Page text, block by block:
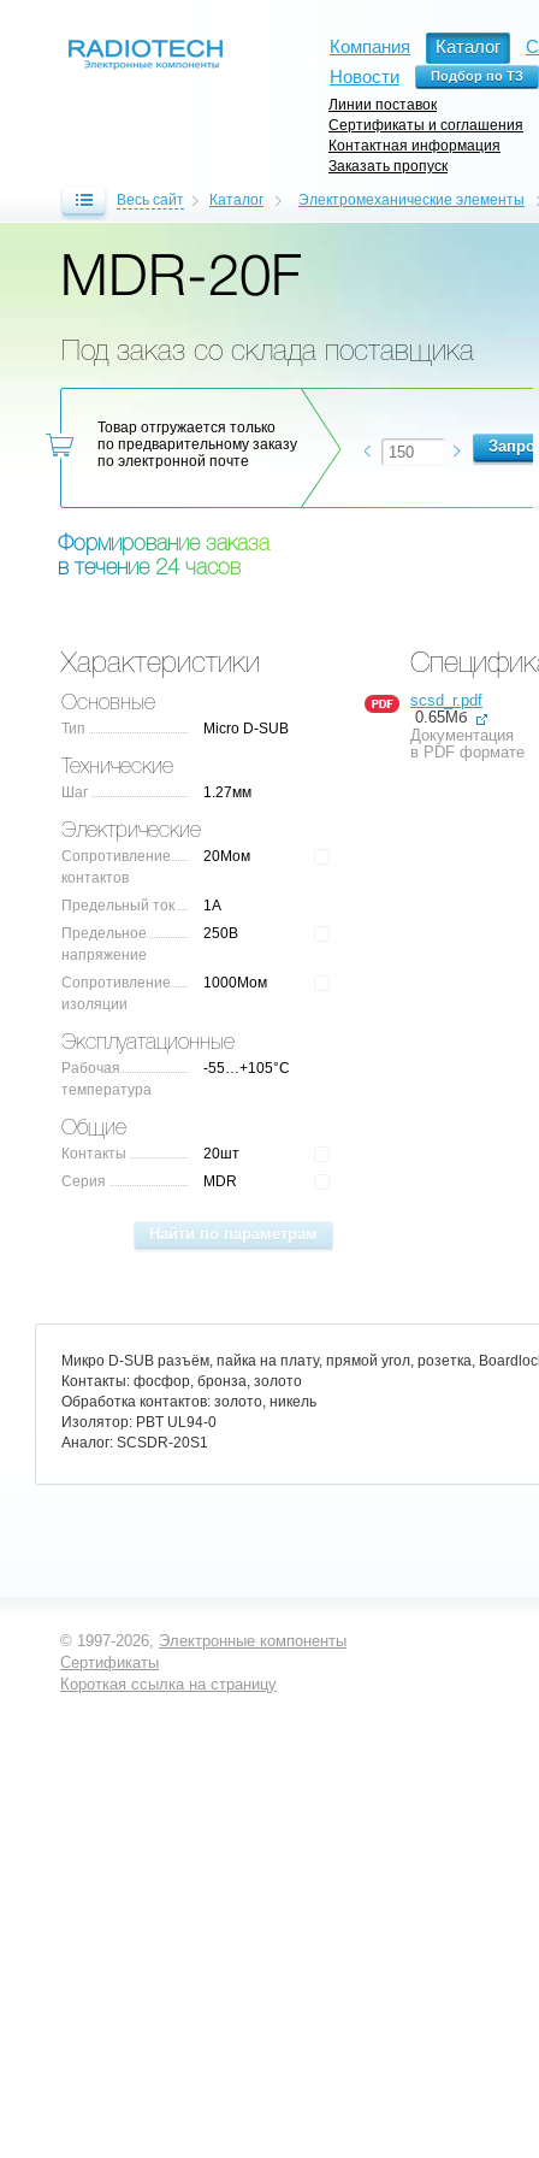
Компания Каталог
Новости
Линии поставок
Сертификаты и соглашения
Контактная информация
Заказать пропуск
Весь сайт Каталог Электромеханические элементы
MDR-20F
Под заказ со склада поставщика
Товар отгружается только
по предварительному заказу
по электронной почте
Формирование заказа
в течение 24 часов
Характеристики
Основные
Тип Micro D-SUB
Технические
Шаг 1.27мм
Электрические
Сопротивление
контактов
20Мом
Предельный ток
1А
Предельное
напряжение
250В
Сопротивление
изоляции
1000Мом
Эксплуатационные
Рабочая
температура
-55…+105°C
Общие
Контакты
20шт
Серия
MDR
scsd_r.pdf
0.65Мб
Документация
в PDF формате
Mикро D-SUB разъём, пайка на плату, прямой угол, розетка,
Контакты: фосфор, бронза, золото
Обработка контактов: золото, никель
Изолятор: PBT UL94-0
Аналог: SCSDR-20S1
© 1997-2026, Электронные компоненты
Сертификаты
Короткая ссылка на страницу